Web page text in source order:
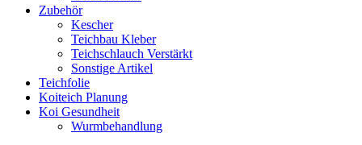
Zubehör
Kescher
Teichbau Kleber
Teichschlauch Verstärkt
Sonstige Artikel
Teichfolie
Koiteich Planung
Koi Gesundheit
Wurmbehandlung